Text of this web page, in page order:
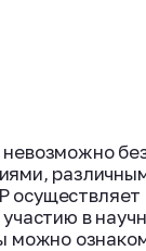
невозможно
осуществляет
в
можно